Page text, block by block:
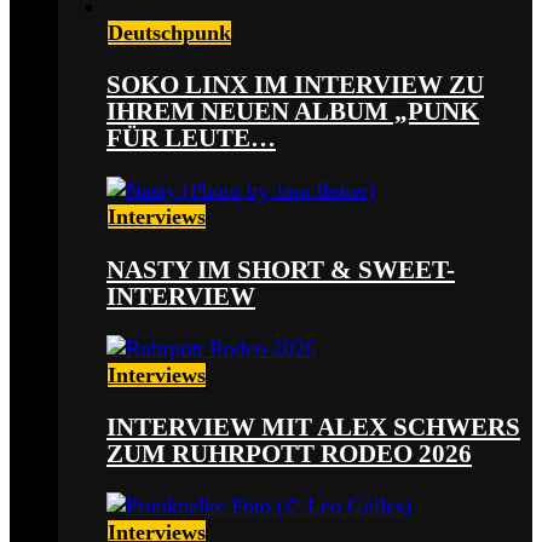
Deutschpunk
SOKO LINX IM INTERVIEW ZU
IHREM NEUEN ALBUM „PUNK
FÜR LEUTE…
Interviews
NASTY IM SHORT & SWEET-
INTERVIEW
Interviews
INTERVIEW MIT ALEX SCHWERS
ZUM RUHRPOTT RODEO 2026
Interviews